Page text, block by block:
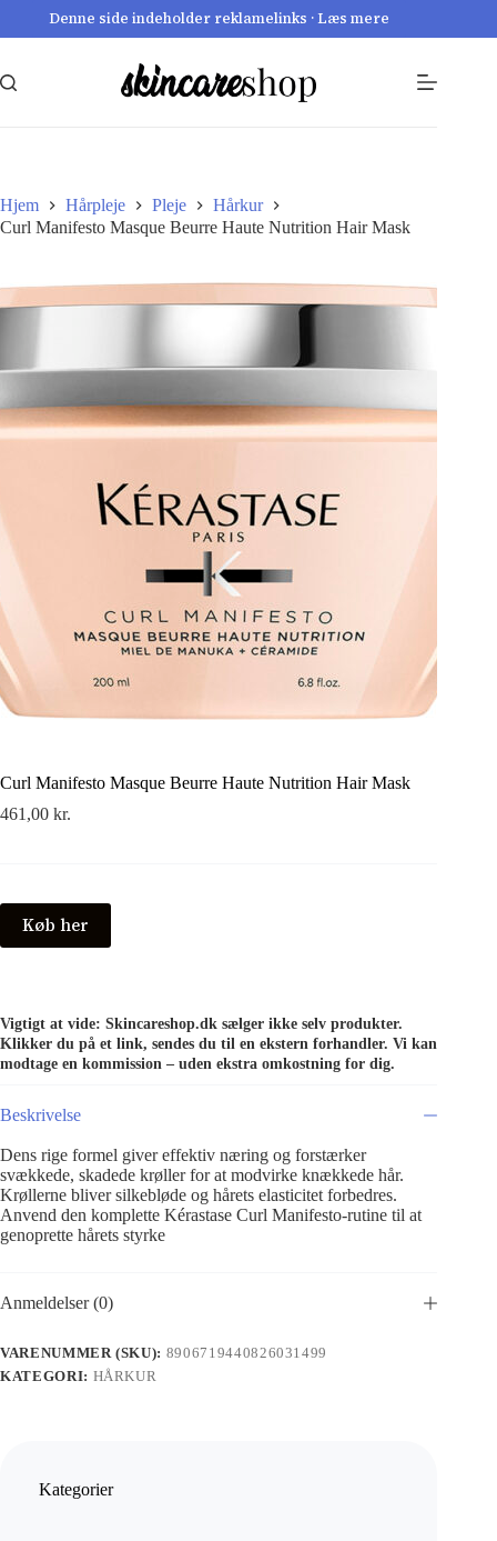
Denne side indeholder reklamelinks · Læs mere
Hjem Hårpleje Pleje
Hårkur
Curl Manifesto Masque Beurre Haute Nutrition Hair Mask
Curl Manifesto Masque Beurre Haute Nutrition Hair Mask
461,00 kr.
Køb her
Vigtigt at vide: Skincareshop.dk sælger ikke selv produkter.
Klikker du på et link, sendes du til en ekstern forhandler. Vi kan
modtage en kommission – uden ekstra omkostning for dig.
Beskrivelse
Dens rige formel giver effektiv næring og forstærker
svækkede, skadede krøller for at modvirke knækkede hår.
Krøllerne bliver silkebløde og hårets elasticitet forbedres.
Anvend den komplette Kérastase Curl Manifesto-rutine til at
genoprette hårets styrke
Anmeldelser (0)
VARENUMMER (SKU): 8906719440826031499
KATEGORI: HÅRKUR
Kategorier